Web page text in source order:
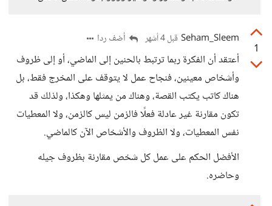
1
Seham_Sleem قبل 4 أشهر أضف ردا
أعتقد أن الفكرة ربما ترتبط بالحنين إلى الماضي، أو إلى ظروف
وأشخاص معينين، فنجاح عمل لا يتوقف على المخرج فقط، بل
هناك كاتب يكتب القصة، وهناك من يمثلها وهكذا، ولذلك قد
تكون مقارنة غير عادلة فعلًا فالزمن ليس كالزمن، ولا المعطيات
نفس المعطيات، ولا الظروف والأشخاص الآن كالماضي.
الأفضل الحكم على عمل كل شخص مقارنة بظروف جيله
وحاضره.